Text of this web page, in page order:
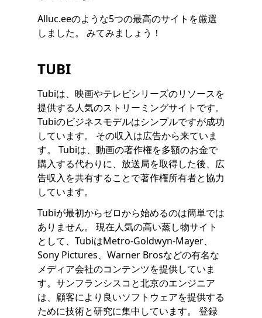
Alluc.eeのような5つの最高のサイトを厳選
しました。 みてみましょう！
TUBI
Tubiは、映画やテレビシリーズのリソースを
提供する人気のストリーミングサイトです。
Tubiのビジネスモデルはシンプルですが成功
しています。 その収入は広告から来ていま
す。 Tubiは、動画の著作権を多額のお金で
購入する代わりに、放送局を取得した後、広
告収入を共有することで著作権所有者と協力
しています。
Tubiが最初からゼロから始めるのは簡単では
ありません。 現在人気の高い蒸し物サイト
として、TubiはMetro-Goldwyn-Mayer、
Sony Pictures、Warner Brosなどの有名な
メディア会社のコンテンツを提供していま
す。サンフランシスコと北京のエンジニア
は、顧客により良いソフトウェアを提供する
ために技術と研究に集中しています。 登録